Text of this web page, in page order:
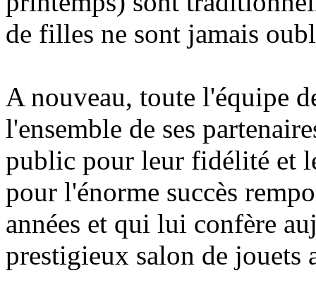
de filles ne sont jamais
A nouveau, toute l'équipe
l'ensemble de ses
public pour leur fidélité et
pour l'énorme succès
années et qui lui confère
prestigieux salon de jouets